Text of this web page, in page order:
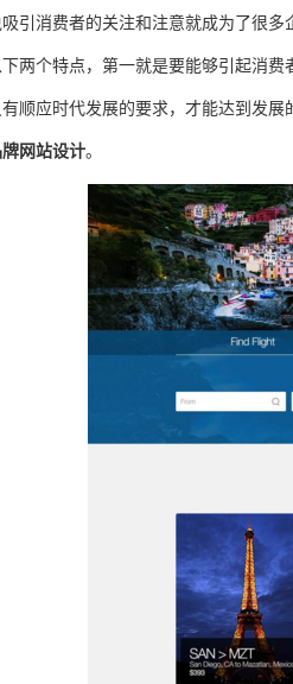
引消费者的关注和注意就成为了很
两个特点，第一就是要能够引起消
顺应时代发展的要求，才能达到发
网站设计。